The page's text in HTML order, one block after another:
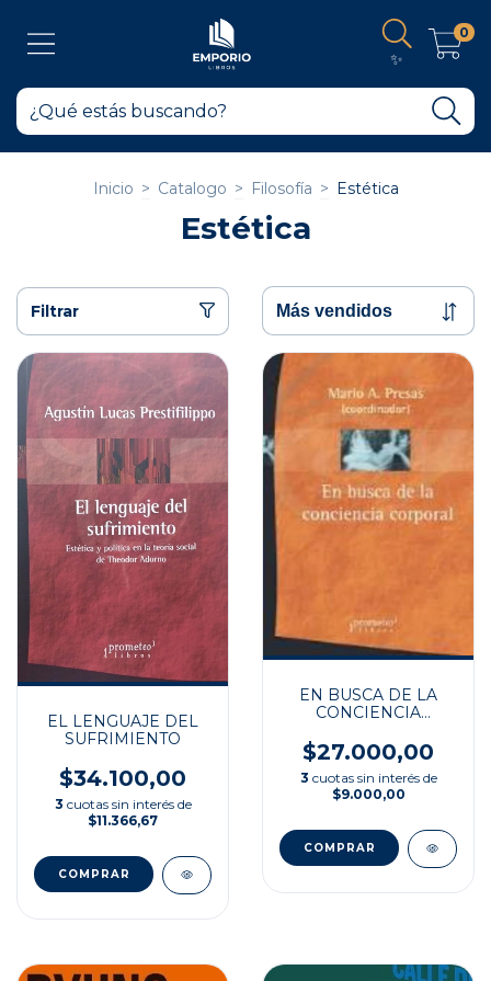
✨
0
Inicio > Catalogo > Filosofía > Estética
Estética
Filtrar
EL LENGUAJE DEL
SUFRIMIENTO
$34.100,00
3 cuotas sin interés de
$11.366,67
EN BUSCA DE LA
CONCIENCIA
$27.000,00
3 cuotas sin interés de
$9.000,00